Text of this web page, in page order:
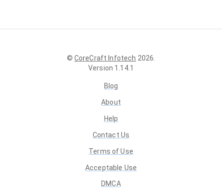
© CoreCraft Infotech 2026
Version 1.14.1
Blog
About
Help
Contact Us
Terms of Use
Acceptable Use
DMCA